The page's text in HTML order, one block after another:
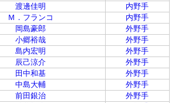
渡邊佳明
内野手
Ｍ．フランコ
内野手
岡島豪郎
外野手
小郷裕哉
外野手
島内宏明
外野手
辰己涼介
外野手
田中和基
外野手
中島大輔
外野手
前田銀治
外野手